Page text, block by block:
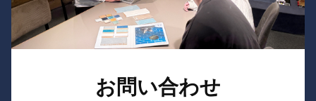
お問い合わせ